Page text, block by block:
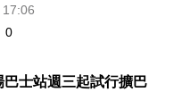
0
巴士站週三起試行擴巴